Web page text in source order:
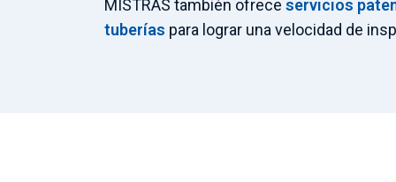
MISTRAS también ofrece servicios
tuberías para lograr una velocidad de